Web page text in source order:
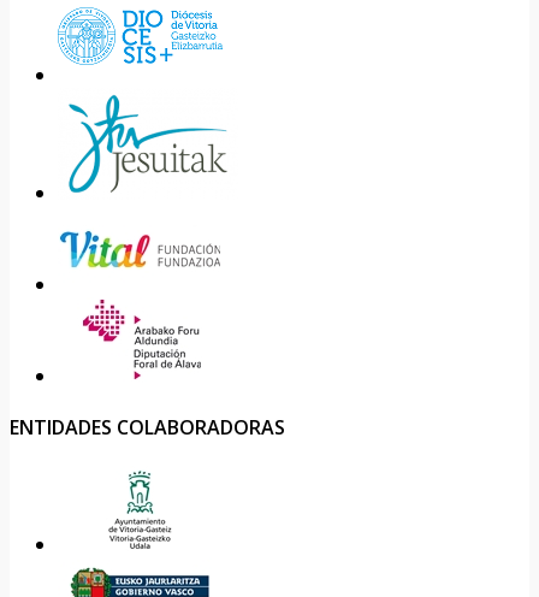
ENTIDADES COLABORADORAS